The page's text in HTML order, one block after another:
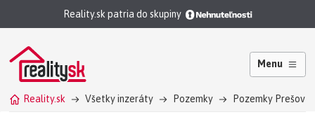
Reality.sk patria do skupiny
Menu
Reality.sk Všetky inzeráty Pozemky Pozemky Prešov